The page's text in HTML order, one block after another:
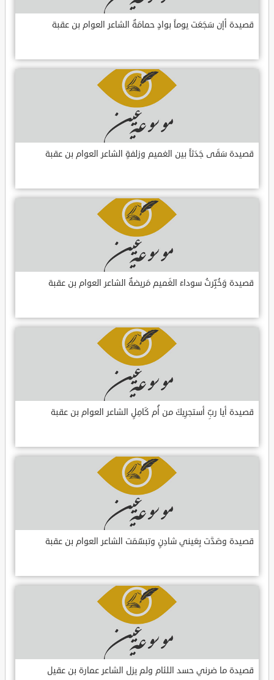
قصيدة أإن سَجَعَت يوماً بوادٍ حمامَةٌ الشاعر العوام بن عقبة
قصيدة سَقَى جَدَثاً بين الغميم وزلفةٍ الشاعر العوام بن عقبة
قصيدة وَخُبِّرتُ سوداءَ الغَميم مَريضةٌ الشاعر العوام بن عقبة
قصيدة أيا ربِّ أستجرِيكَ من أُم كَامِلٍ الشاعر العوام بن عقبة
قصيدة وصَدَّت بِعَيني شادِنٍ وتبسّمَت الشاعر العوام بن عقبة
قصيدة ما ضرني حسد اللئام ولم يزل الشاعر عمارة بن عقيل